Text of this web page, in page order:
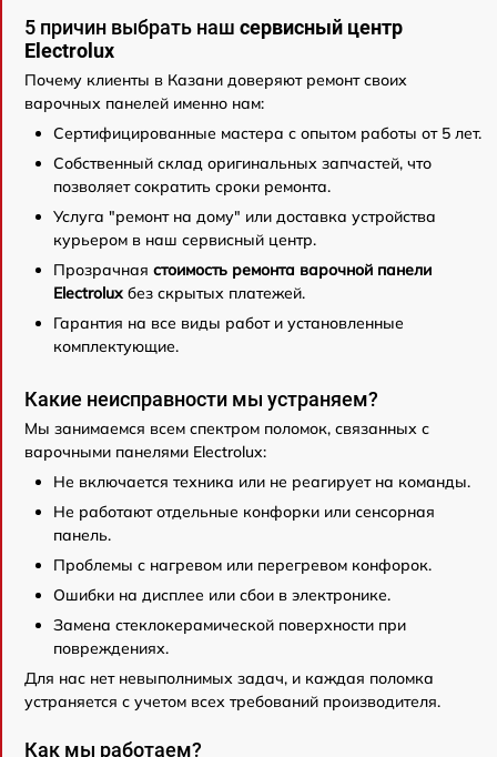
5 причин выбрать наш сервисный центр
Electrolux
Почему клиенты в Казани доверяют ремонт своих
варочных панелей именно нам:
Сертифицированные мастера с опытом работы от 5 лет.
Собственный склад оригинальных запчастей, что
позволяет сократить сроки ремонта.
Услуга "ремонт на дому" или доставка устройства
курьером в наш сервисный центр.
Прозрачная стоимость ремонта варочной панели
Electrolux без скрытых платежей.
Гарантия на все виды работ и установленные
комплектующие.
Какие неисправности мы устраняем?
Мы занимаемся всем спектром поломок, связанных с
варочными панелями Electrolux:
Не включается техника или не реагирует на команды.
Не работают отдельные конфорки или сенсорная
панель.
Проблемы с нагревом или перегревом конфорок.
Ошибки на дисплее или сбои в электронике.
Замена стеклокерамической поверхности при
повреждениях.
Для нас нет невыполнимых задач, и каждая поломка
устраняется с учетом всех требований производителя.
Как мы работаем?